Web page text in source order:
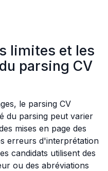
limites et les
parsing CV
le parsing CV
du parsing peut varier
mises en page des
erreurs d'interprétation
candidats utilisent des
ou des abréviations